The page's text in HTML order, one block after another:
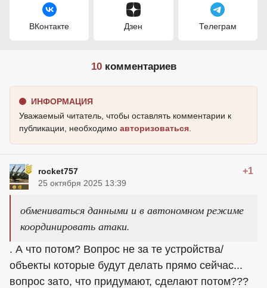
ВКонтакте Дзен Телеграм
10комментариев
ИНФОРМАЦИЯ
Уважаемый читатель, чтобы оставлять комментарии к
публикации, необходимо авторизоваться
rocket757 +1
25 октября 2025 13:39
обмениваться данными и в автономном режиме
координировать атаки.
. А что потом? Вопрос не за те устройства/
объекты которые будут делать прямо сейчас...
вопрос зато, что придумают, сделают потом???